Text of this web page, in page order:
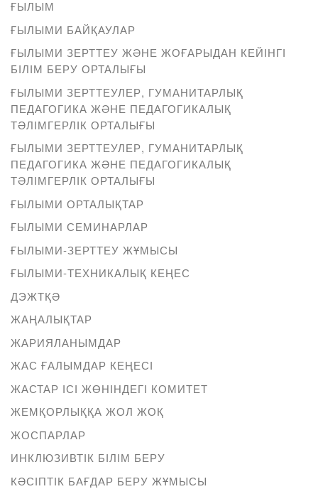
ҒЫЛЫМ
ҒЫЛЫМИ БАЙҚАУЛАР
ҒЫЛЫМИ ЗЕРТТЕУ ЖӘНЕ ЖОҒАРЫДАН КЕЙІНГІ
БІЛІМ БЕРУ ОРТАЛЫҒЫ
ҒЫЛЫМИ ЗЕРТТЕУЛЕР, ГУМАНИТАРЛЫҚ
ПЕДАГОГИКА ЖӘНЕ ПЕДАГОГИКАЛЫҚ
ТӘЛІМГЕРЛІК ОРТАЛЫҒЫ
ҒЫЛЫМИ ЗЕРТТЕУЛЕР, ГУМАНИТАРЛЫҚ
ПЕДАГОГИКА ЖӘНЕ ПЕДАГОГИКАЛЫҚ
ТӘЛІМГЕРЛІК ОРТАЛЫҒЫ
ҒЫЛЫМИ ОРТАЛЫҚТАР
ҒЫЛЫМИ СЕМИНАРЛАР
ҒЫЛЫМИ-ЗЕРТТЕУ ЖҰМЫСЫ
ҒЫЛЫМИ-ТЕХНИКАЛЫҚ КЕҢЕС
ДЭЖТҚӘ
ЖАҢАЛЫҚТАР
ЖАРИЯЛАНЫМДАР
ЖАС ҒАЛЫМДАР КЕҢЕСІ
ЖАСТАР ІСІ ЖӨНІНДЕГІ КОМИТЕТ
ЖЕМҚОРЛЫҚҚА ЖОЛ ЖОҚ
ЖОСПАРЛАР
ИНКЛЮЗИВТІК БІЛІМ БЕРУ
КӘСІПТІК БАҒДАР БЕРУ ЖҰМЫСЫ